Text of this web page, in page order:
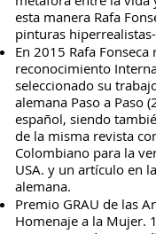
esta manera Rafa
pinturas
En 2015 Rafa Fonseca
reconocimiento
seleccionado su
alemana Paso a Paso
español, siendo
de la misma revista
Colombiano para la
USA. y un artículo en
alemana.
Premio GRAU de las
Homenaje a la Mujer.